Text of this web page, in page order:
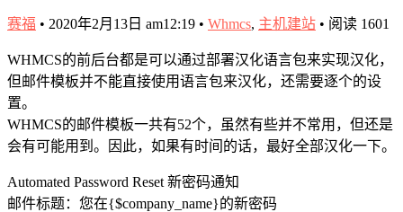
赛福 • 2020年2月13日 am12:19 • Whmcs, 主机建站 • 阅读 1601
WHMCS的前后台都是可以通过部署汉化语言包来实现汉化，
但邮件模板并不能直接使用语言包来汉化，还需要逐个的设
置。
WHMCS的邮件模板一共有52个，虽然有些并不常用，但还是
会有可能用到。因此，如果有时间的话，最好全部汉化一下。
Automated Password Reset 新密码通知
邮件标题：您在{$company_name}的新密码